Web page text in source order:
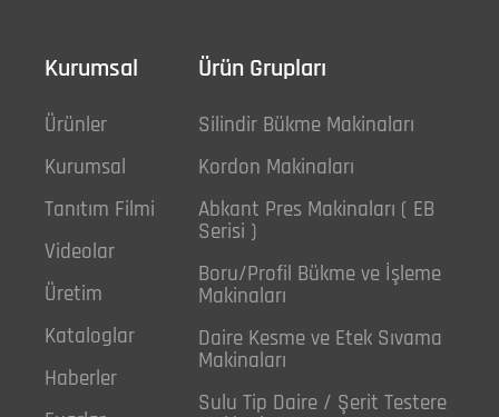
Kurumsal
Ürünler
Kurumsal
Tanıtım Filmi
Videolar
Üretim
Kataloglar
Haberler
Ürün Grupları
Silindir Bükme Makinaları
Kordon Makinaları
Abkant Pres Makinaları ( EB
Serisi )
Boru/Profil Bükme ve İşleme
Makinaları
Daire Kesme ve Etek Sıvama
Makinaları
Sulu Tip Daire / Şerit Testere